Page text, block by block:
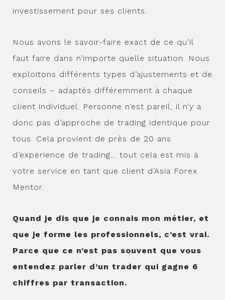
investissement pour ses clients.
Nous avons le savoir-faire exact de ce qu’il
faut faire dans n’importe quelle situation. Nous
exploitons différents types d’ajustements et de
conseils – adaptés différemment à chaque
client individuel. Personne n’est pareil, il n’y a
donc pas d’approche de trading identique pour
tous. Cela provient de près de 20 ans
d’expérience de trading… tout cela est mis à
votre service en tant que client d’Asia Forex
Mentor.
Quand je dis que je connais mon métier, et
que je forme les professionnels, c’est vrai.
Parce que ce n’est pas souvent que vous
entendez parler d’un trader qui gagne 6
chiffres par transaction.